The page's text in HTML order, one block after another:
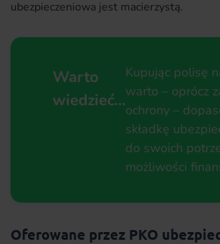
ubezpieczeniowa jest macierzystą.
Warto
wiedzieć…
Kupując polisę
warto – oprócz
ochrony –
składkę
do swoich
możliwości
Oferowane przez PKO